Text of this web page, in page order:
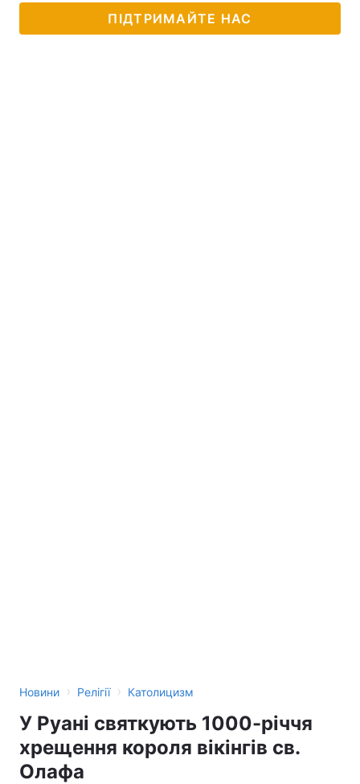
ПІДТРИМАЙТЕ НАС
Новини › Релігії › Католицизм
У Руані святкують 1000-річчя
хрещення короля вікінгів св.
Олафа